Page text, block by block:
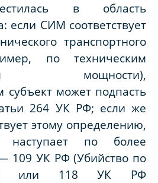
в область
если СИМ соответствует
транспортного
по техническим
мощности),
может подпасть
264 УК РФ; если же
этому определению,
наступает по более
109 УК РФ (Убийство по
или 118 УК РФ